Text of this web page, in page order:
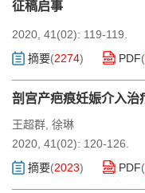
征稿启事
2020, 41(02): 119-119.
摘要(2274) PDF(
剖宫产疤痕妊娠介入治
王超群, 徐琳
2020, 41(02): 120-126.
摘要(2023) PDF(